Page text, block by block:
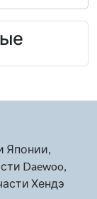
Японии,
Daewoo,
Хендэ